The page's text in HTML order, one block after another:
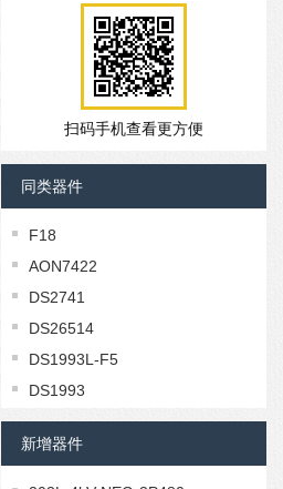
扫码手机查看更方便
同类器件
F18
AON7422
DS2741
DS26514
DS1993L-F5
DS1993
DS1992L-F5
DS1992
DS1990A
新增器件